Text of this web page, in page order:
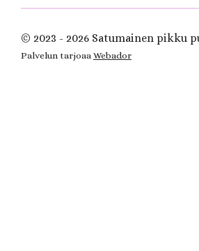
© 2023 - 2026 Satumainen pikku
Palvelun tarjoaa Webador